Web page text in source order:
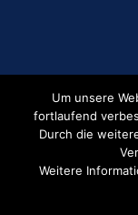
Um unsere
fortlaufend
Durch die
Weitere